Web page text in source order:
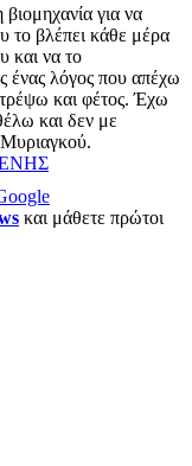
για να
το βλέπει κάθε μέρα
και να το
ένας λόγος που απέχω
και φέτος. Έχω
και δεν με
και μάθετε πρώτοι